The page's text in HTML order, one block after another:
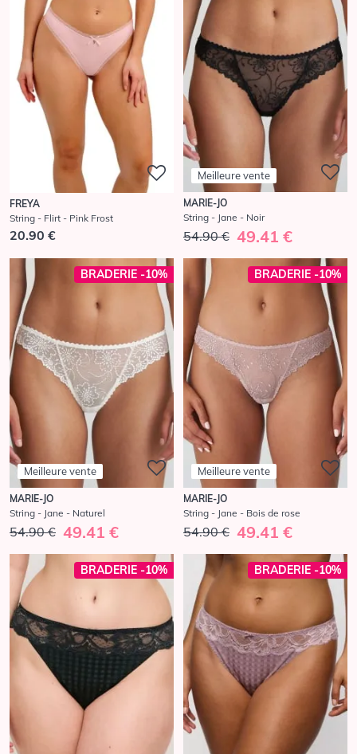
FREYA
String - Flirt - Pink Frost
20.90 €
Meilleure vente
MARIE-JO
String - Jane - Noir
54.90 € 49.41 €
BRADERIE -10%
Meilleure vente
MARIE-JO
String - Jane - Naturel
54.90 € 49.41 €
BRADERIE -10%
Meilleure vente
MARIE-JO
String - Jane - Bois de rose
54.90 € 49.41 €
BRADERIE -10% BRADERIE -10%